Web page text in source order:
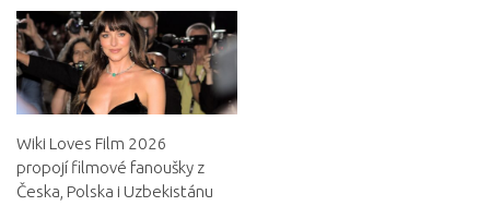
Wiki Loves Film 2026
propojí filmové fanoušky z
Česka, Polska i Uzbekistánu